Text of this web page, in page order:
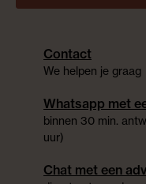
Contact
We helpen je graag
Whatsapp met
binnen 30 min.
uur)
Chat met een